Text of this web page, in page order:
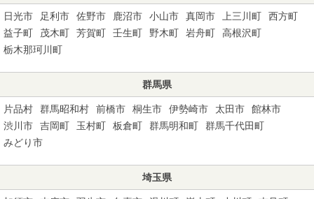
日光市 足利市 佐野市 鹿沼市 小山市 真岡市 上三川町
西方町
益子町
茂木町 芳賀町 壬生町 野木町 岩舟町
高根沢町
栃木那珂川町
群馬県
片品村 群馬昭和村 前橋市 桐生市 伊勢崎市 太田市
館林市
渋川市
吉岡町 玉村町 板倉町 群馬明和町
群馬千代田町
みどり市
埼玉県